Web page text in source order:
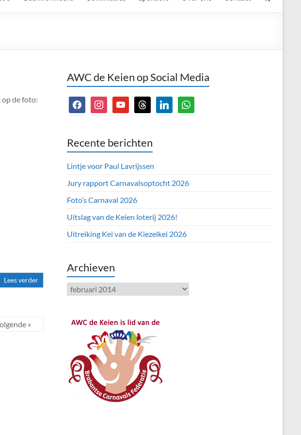
op de foto:
Lees verder
»
AWC de Keien op Social Media
facebookinstagramyoutubethreads linkedinwhatsapp
Recente berichten
Lintje voor Paul Lavrijssen
Jury rapport Carnavalsoptocht 2026
Foto’s Carnaval 2026
Uitslag van de Keien loterij 2026!
Uitreiking Kei van de Kiezelkei 2026
Archieven
Archieven